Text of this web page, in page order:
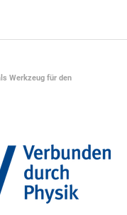
Werkzeug für den